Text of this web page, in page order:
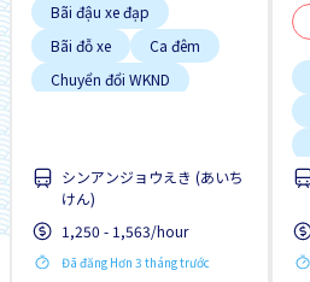
Bãi đậu xe đạp
Bãi đỗ xe
Ca đêm
Chuyển đổi WKND
Giao dịch đã thanh toán
Hướng dẫn đào tạo dành
cho người ngoại quốc
Không cần CV
シンアンジョウえき (あいち
けん)
1,250 - 1,563/hour
Đã đăng Hơn 3 tháng trước